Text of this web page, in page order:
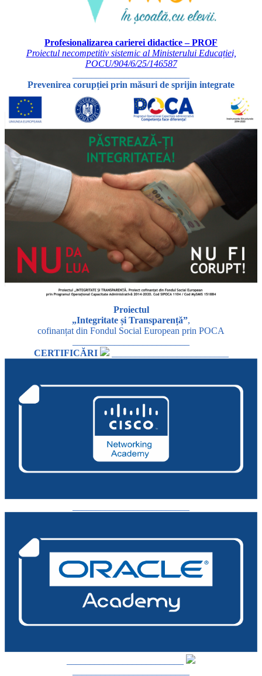
Profesionalizarea carierei didactice – PROF
Proiectul necompetitiv sistemic al Ministerului Educației,
POCU/904/6/25/146587
Prevenirea corupției prin măsuri de sprijin integrate
Proiectul
„Integritate și Transparență”,
cofinanțat din Fondul Social European prin POCA
CERTIFICĂRI
_________________________